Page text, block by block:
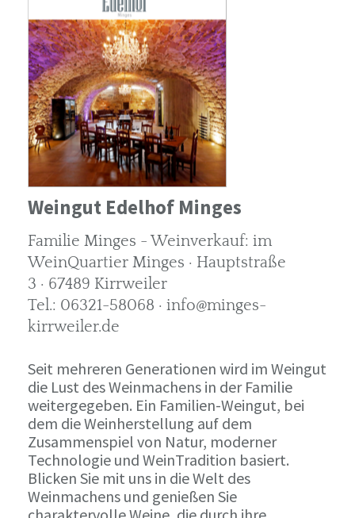
Weingut Edelhof Minges
Familie Minges - Weinverkauf: im
WeinQuartier Minges · Hauptstraße
3 · 67489 Kirrweiler
Tel.: 06321-58068 · info@minges-
kirrweiler.de
Seit mehreren Generationen wird im Weingut
die Lust des Weinmachens in der Familie
weitergegeben. Ein Familien-Weingut, bei
dem die Weinherstellung auf dem
Zusammenspiel von Natur, moderner
Technologie und WeinTradition basiert.
Blicken Sie mit uns in die Welt des
Weinmachens und genießen Sie